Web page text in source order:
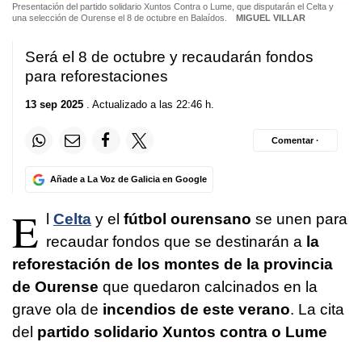
Presentación del partido solidario Xuntos Contra o Lume, que disputarán el Celta y
una selección de Ourense el 8 de octubre en Balaídos.
MIGUEL VILLAR
Será el 8 de octubre y recaudarán fondos
para reforestaciones
13 sep 2025 . Actualizado a las 22:46 h.
Añade a La Voz de Galicia en Google
Comentar ·
E Celta y el fútbol ourensano se unen para
recaudar fondos que se destinarán a la
reforestación de los montes de la provincia
de Ourense que quedaron calcinados en la
grave ola de incendios de este verano. La cita
del partido solidario Xuntos contra o Lume